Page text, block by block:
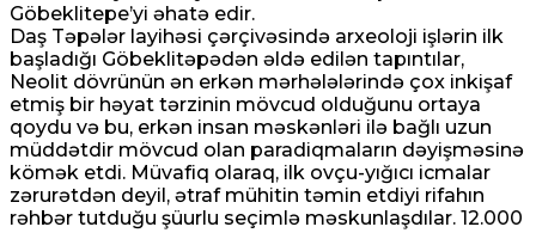
Göbeklitepe’yi əhatə edir.
Daş Təpələr layihəsi çərçivəsində arxeoloji işlərin ilk
başladığı Göbeklitəpədən əldə edilən tapıntılar,
Neolit ​​dövrünün ən erkən mərhələlərində çox inkişaf
etmiş bir həyat tərzinin mövcud olduğunu ortaya
qoydu və bu, erkən insan məskənləri ilə bağlı uzun
müddətdir mövcud olan paradiqmaların dəyişməsinə
kömək etdi. Müvafiq olaraq, ilk ovçu-yığıcı icmalar
zərurətdən deyil, ətraf mühitin təmin etdiyi rifahın
rəhbər tutduğu şüurlu seçimlə məskunlaşdılar. 12.000